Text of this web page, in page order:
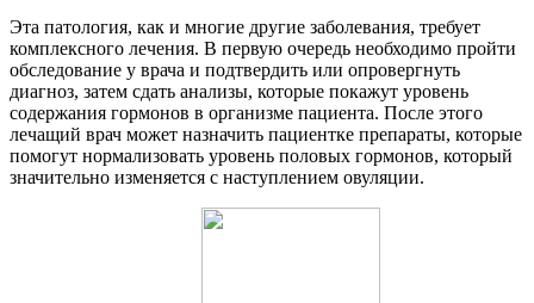
Эта патология, как и многие другие заболевания, требует
комплексного лечения. В первую очередь необходимо пройти
обследование у врача и подтвердить или опровергнуть
диагноз, затем сдать анализы, которые покажут уровень
содержания гормонов в организме пациента. После этого
лечащий врач может назначить пациентке препараты, которые
помогут нормализовать уровень половых гормонов, который
значительно изменяется с наступлением овуляции.